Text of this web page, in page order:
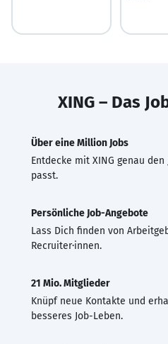
XING – Das
Über eine Million Jobs
Entdecke mit XING genau
passt.
Persönliche Job-Angebote
Lass Dich finden von
Recruiter·innen.
21 Mio. Mitglieder
Knüpf neue Kontakte und
besseres Job-Leben.